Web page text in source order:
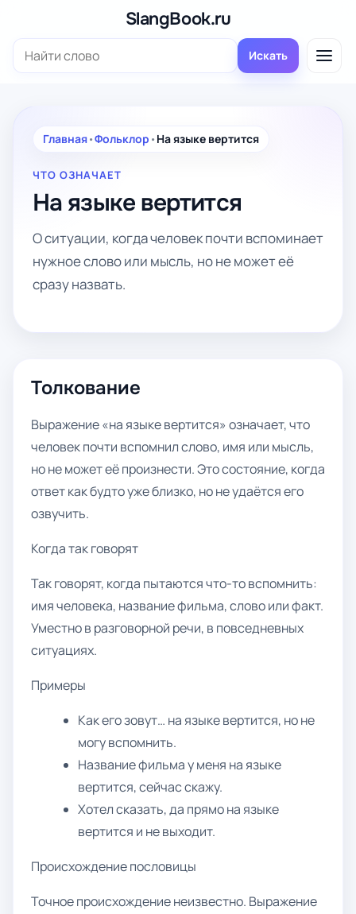
содержимому
SlangBook.ru
Поиск: Искать
Главная•Фольклор • На языке вертится
ЧТО ОЗНАЧАЕТ
На языке вертится
О ситуации, когда человек почти вспоминает
нужное слово или мысль, но не может её
сразу назвать.
Толкование
Выражение «на языке вертится» означает, что
человек почти вспомнил слово, имя или мысль,
но не может её произнести. Это состояние, когда
ответ как будто уже близко, но не удаётся его
озвучить.
Когда так говорят
Так говорят, когда пытаются что-то вспомнить:
имя человека, название фильма, слово или факт.
Уместно в разговорной речи, в повседневных
ситуациях.
Примеры
Как его зовут… на языке вертится, но не
могу вспомнить.
Название фильма у меня на языке
вертится, сейчас скажу.
Хотел сказать, да прямо на языке
вертится и не выходит.
Происхождение пословицы
Точное происхождение неизвестно. Выражение